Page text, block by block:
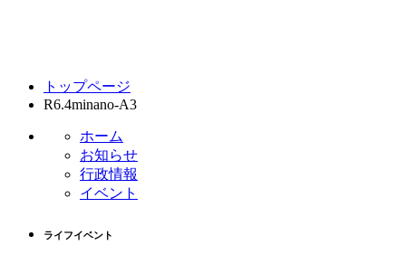
トップページ
R6.4minano-A3
ホーム
お知らせ
行政情報
イベント
ライフイベント